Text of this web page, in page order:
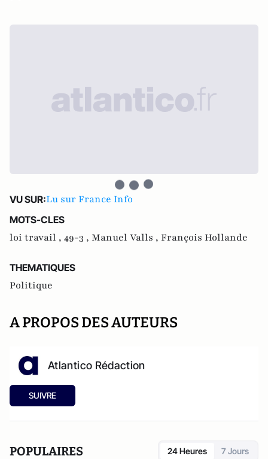
VU SUR:Lu sur France Info
MOTS-CLES
loi travail , 49-3 , Manuel Valls , François Hollande
THEMATIQUES
Politique
A PROPOS DES AUTEURS
Atlantico Rédaction
SUIVRE
POPULAIRES 24 Heures 7 Jours